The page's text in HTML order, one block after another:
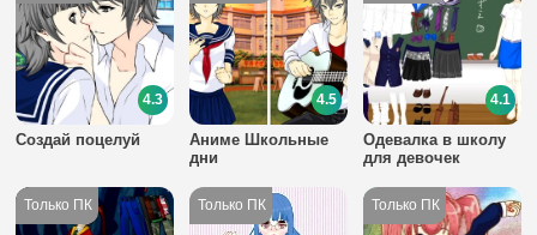
Создай поцелуй
4.3
Аниме Школьные
дни
4.5
Одевалка в школу
для девочек
4.1